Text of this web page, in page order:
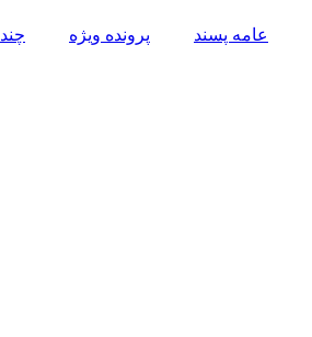
عامه پسند پرونده ویژه